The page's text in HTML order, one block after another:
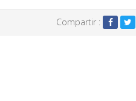
Compartir :